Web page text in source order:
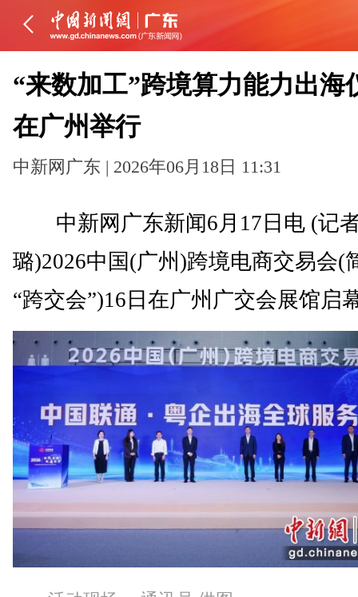
“来数加工”跨境算力能力出海
在广州举行
中新网广东 | 2026年06月18日 11:31
中新网广东新闻6月17日电 (记
璐)2026中国(广州)跨境电商交易会(
“跨交会”)16日在广州广交会展馆启